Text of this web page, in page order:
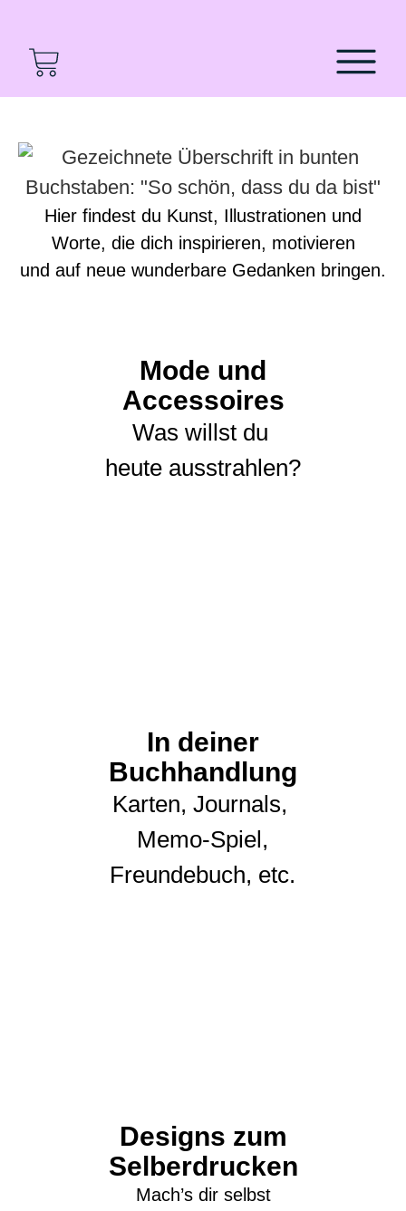
Hier findest du Kunst, Illustrationen und
Worte, die dich inspirieren, motivieren
und auf neue wunderbare Gedanken bringen.
Mode und
Accessoires
Was willst du
heute ausstrahlen?
In deiner
Buchhandlung
Karten, Journals,
Memo-Spiel,
Freundebuch, etc.
Designs zum
Selberdrucken
Mach’s dir selbst